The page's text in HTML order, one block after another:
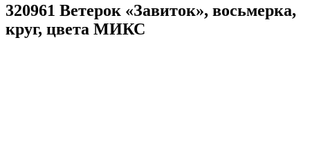
320961 Ветерок «Завиток», восьмерка,
круг, цвета МИКС